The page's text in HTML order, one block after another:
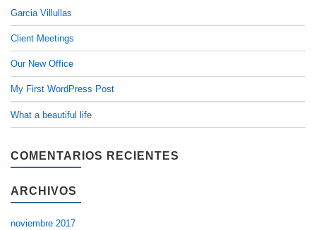
Garcia Villullas
Client Meetings
Our New Office
My First WordPress Post
What a beautiful life
COMENTARIOS RECIENTES
ARCHIVOS
noviembre 2017